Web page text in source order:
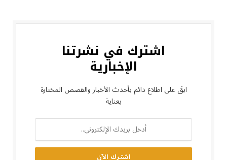
اشترك في نشرتنا
الإخبارية
ابقَ على اطلاع دائم بأحدث الأخبار والقصص المختارة
بعناية